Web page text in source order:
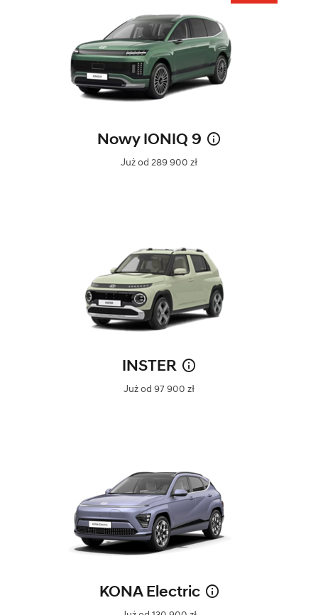
Nowy IONIQ 9
Już od 289 900 zł
INSTER
Już od 97 900 zł
KONA Electric